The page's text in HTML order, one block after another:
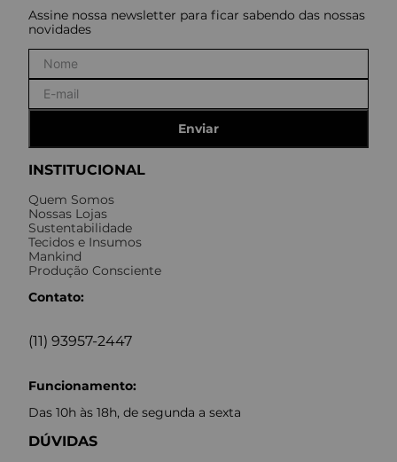
INSTITUCIONAL
Quem Somos
Nossas Lojas
Sustentabilidade
Tecidos e Insumos
Mankind
Produção Consciente
Contato:
(11) 93957-2447
Funcionamento:
Das 10h às 18h, de segunda a sexta
DÚVIDAS
Assine nossa newsletter para ficar sabendo das nossas
novidades
Enviar